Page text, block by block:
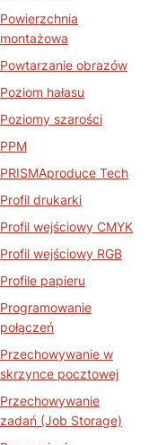
Powierzchnia
montażowa
Powtarzanie obrazów
Poziom hałasu
Poziomy szarości
PPM
PRISMAproduce Tech
Profil drukarki
Profil wejściowy CMYK
Profil wejściowy RGB
Profile papieru
Programowanie
połączeń
Przechowywanie w
skrzynce pocztowej
Przechowywanie
zadań (Job Storage)